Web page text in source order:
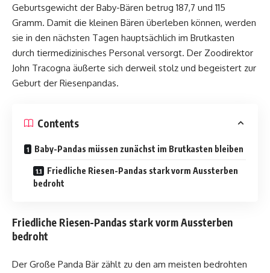
Geburtsgewicht der Baby-Bären betrug 187,7 und 115
Gramm. Damit die kleinen Bären überleben können, werden
sie in den nächsten Tagen hauptsächlich im Brutkasten
durch tiermedizinisches Personal versorgt. Der Zoodirektor
John Tracogna äußerte sich derweil stolz und begeistert zur
Geburt der Riesenpandas.
Contents
Baby-Pandas müssen zunächst im Brutkasten bleiben
Friedliche Riesen-Pandas stark vorm Aussterben
bedroht
Friedliche Riesen-Pandas stark vorm Aussterben
bedroht
Der Große Panda Bär zählt zu den am meisten bedrohten